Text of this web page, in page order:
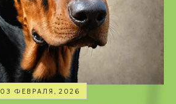
03 ФЕВРАЛЯ, 2026